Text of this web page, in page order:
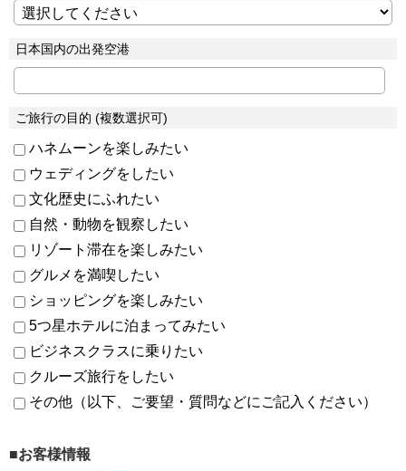
日本国内の出発空港
ご旅行の目的 (複数選択可)
ハネムーンを楽しみたい
ウェディングをしたい
文化歴史にふれたい
自然・動物を観察したい
リゾート滞在を楽しみたい
グルメを満喫したい
ショッピングを楽しみたい
5つ星ホテルに泊まってみたい
ビジネスクラスに乗りたい
クルーズ旅行をしたい
その他（以下、ご要望・質問などにご記入ください）
■お客様情報